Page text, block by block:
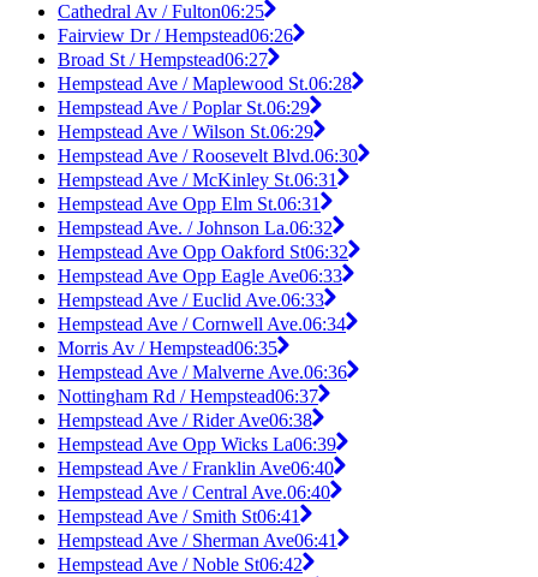
Cathedral Av / Fulton06:25
Fairview Dr / Hempstead06:26
Broad St / Hempstead06:27
Hempstead Ave / Maplewood St.06:28
Hempstead Ave / Poplar St.06:29
Hempstead Ave / Wilson St.06:29
Hempstead Ave / Roosevelt Blvd.06:30
Hempstead Ave / McKinley St.06:31
Hempstead Ave Opp Elm St.06:31
Hempstead Ave. / Johnson La.06:32
Hempstead Ave Opp Oakford St06:32
Hempstead Ave Opp Eagle Ave06:33
Hempstead Ave / Euclid Ave.06:33
Hempstead Ave / Cornwell Ave.06:34
Morris Av / Hempstead06:35
Hempstead Ave / Malverne Ave.06:36
Nottingham Rd / Hempstead06:37
Hempstead Ave / Rider Ave06:38
Hempstead Ave Opp Wicks La06:39
Hempstead Ave / Franklin Ave06:40
Hempstead Ave / Central Ave.06:40
Hempstead Ave / Smith St06:41
Hempstead Ave / Sherman Ave06:41
Hempstead Ave / Noble St06:42